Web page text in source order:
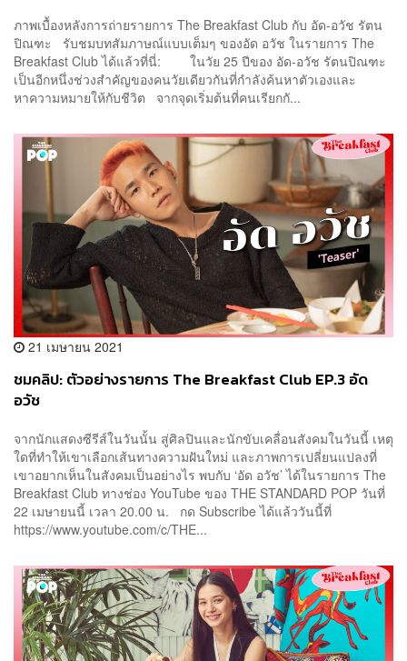
ภาพเบื้องหลังการถ่ายรายการ The Breakfast Club กับ อัด-อวัช รัตน
ปิณฑะ รับชมบทสัมภาษณ์แบบเต็มๆ ของอัด อวัช ในรายการ The
Breakfast Club ได้แล้วที่นี่: ในวัย 25 ปีของ อัด-อวัช รัตนปิณฑะ
เป็นอีกหนึ่งช่วงสำคัญของคนวัยเดียวกันที่กำลังค้นหาตัวเองและ
หาความหมายให้กับชีวิต จากจุดเริ่มต้นที่คนเรียกกั...
21 เมษายน 2021
ชมคลิป: ตัวอย่างรายการ The Breakfast Club EP.3 อัด
อวัช
จากนักแสดงซีรีส์ในวันนั้น สู่ศิลปินและนักขับเคลื่อนสังคมในวันนี้ เหตุ
ใดที่ทำให้เขาเลือกเส้นทางความฝันใหม่ และภาพการเปลี่ยนแปลงที่
เขาอยากเห็นในสังคมเป็นอย่างไร พบกับ ‘อัด อวัช’ ได้ในรายการ The
Breakfast Club ทางช่อง YouTube ของ THE STANDARD POP วันที่
22 เมษายนนี้ เวลา 20.00 น. กด Subscribe ได้แล้ววันนี้ที่
https://www.youtube.com/c/THE...